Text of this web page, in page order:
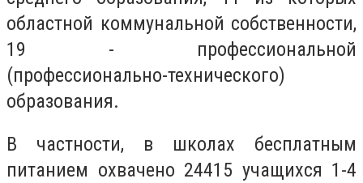
областной коммунальной собственности,
19 - профессиональной
(профессионально-технического)
образования.
В частности, в школах бесплатным
питанием охвачено 24415 учащихся 1-4